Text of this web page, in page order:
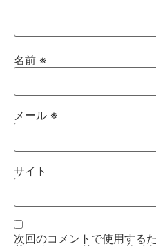
名前 ※
メール ※
サイト
次回のコメントで使用する